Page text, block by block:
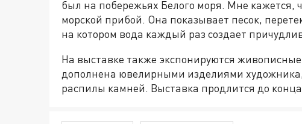
был на побережьях Белого моря. Мне кажется,
морской прибой. Она показывает песок,
на котором вода каждый раз создает
На выставке также экспонируются
дополнена ювелирными изделиями
распилы камней. Выставка продлится до